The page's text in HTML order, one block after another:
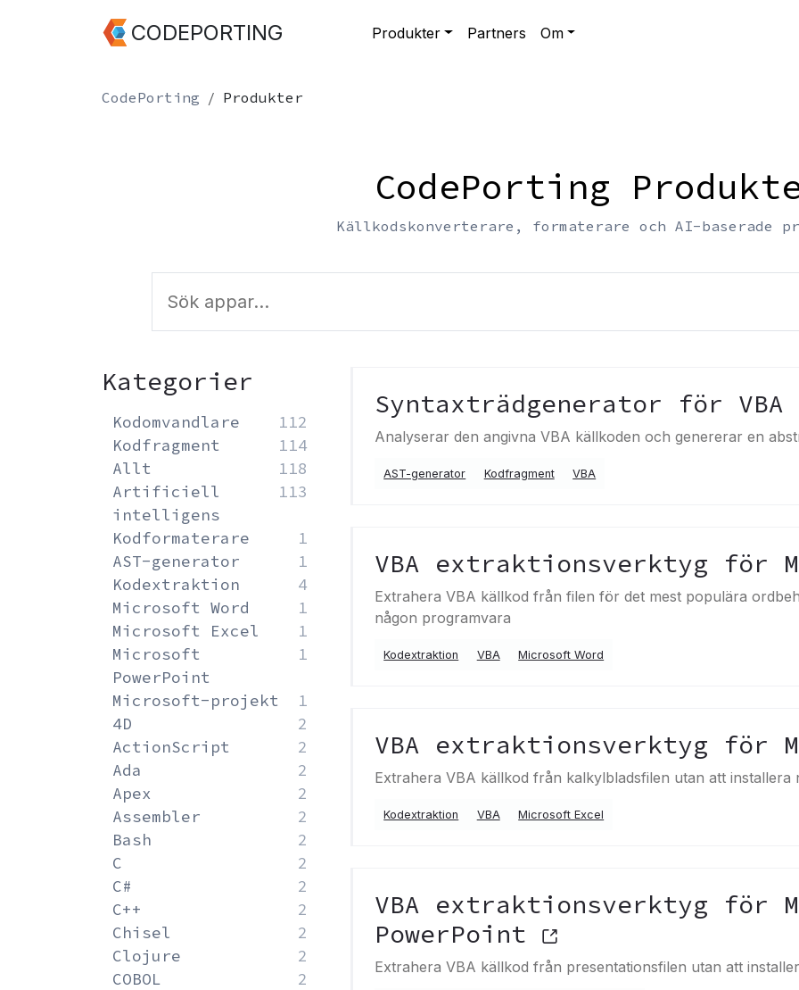
CODEPORTING Produkter Partners Om
CodePorting Produkter
CodePorting
Källkodskonverterare, formaterare och AI-baserade
Kategorier
Kodomvandlare
112
Kodfragment
114
Allt
118
Artificiell
intelligens
113
Kodformaterare
1
AST-generator
1
Kodextraktion
4
Microsoft Word
1
Microsoft Excel
1
Microsoft
PowerPoint
1
Microsoft-projekt
1
4D
2
ActionScript
2
Ada
2
Apex
2
Assembler
2
Bash
2
C
2
C#
2
C++
2
Chisel
2
Clojure
2
COBOL
2
Syntaxträdgenerator för VBA
Analyserar den angivna VBA källkoden och genererar en
AST-generator Kodfragment VBA
VBA extraktionsverktyg för
Extrahera VBA källkod från filen för det mest populära
någon programvara
Kodextraktion VBA Microsoft Word
VBA extraktionsverktyg för
Extrahera VBA källkod från kalkylbladsfilen utan att installera
Kodextraktion VBA Microsoft Excel
VBA extraktionsverktyg för
PowerPoint
Extrahera VBA källkod från presentationsfilen utan att